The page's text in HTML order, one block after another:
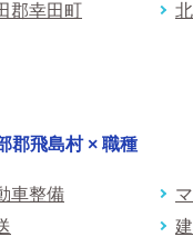
郡幸田町
郡飛島村 × 職種
車整備